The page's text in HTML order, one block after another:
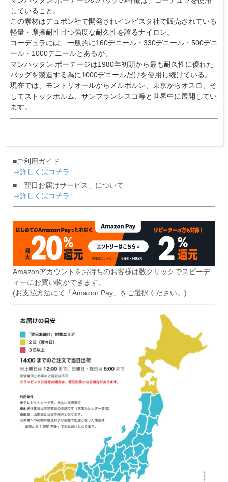
していること。
この素材はデュポン社で開発されインビスタ社で販売されている
軽量・摩擦耐性且つ強度な耐久性を誇るナイロン。
コーデュラには、一般的に160デニール・330デニール・500デニ
ール・1000デニールとあるが、
マンハッタン ポーテージは1980年初頭から最も耐久性に優れた
バッグを製造する為に1000デニールだけを使用し続けている。
現在では、モントリオールからメルボルン、東京からオスロ、そ
してストックホルム、サンフランシスコ等と世界中に展開してい
ます。
■ご利用ガイド
⇒詳しくはコチラ
■「翌日お届けサービス」について
⇒詳しくはコチラ
Amazonアカウントをお持ちのお客様は数クリックでスピーデ
ィーにお買い物ができます。
(お支払方法にて「Amazon Pay」をご選択ください。)